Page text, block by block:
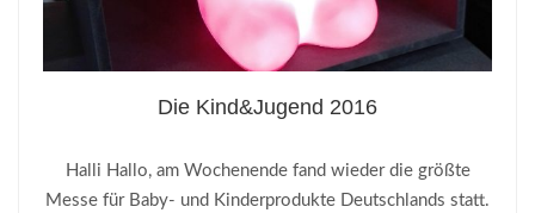
Die Kind&Jugend 2016
Halli Hallo, am Wochenende fand wieder die größte
Messe für Baby- und Kinderprodukte Deutschlands statt.